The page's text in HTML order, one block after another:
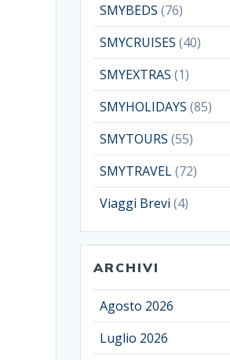
SMYBEDS (76)
SMYCRUISES (40)
SMYEXTRAS (1)
SMYHOLIDAYS (85)
SMYTOURS (55)
SMYTRAVEL(72)
Viaggi Brevi (4)
ARCHIVI
Agosto 2026
Luglio 2026